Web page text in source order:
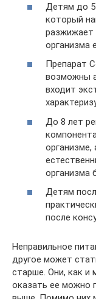
Детям до
который
разжижает
организма
Препарат
возможны
входит
До 8 лет
организма
Детям
после
Неправильное
другое может
старше. Они, как
оказать ее можно